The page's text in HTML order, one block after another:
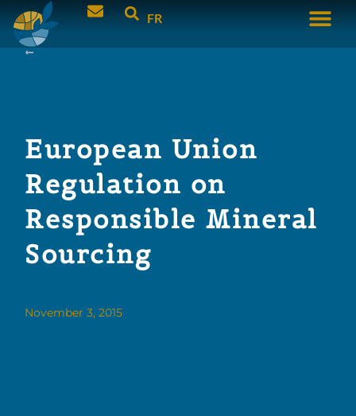
FR
European Union
Regulation on
Responsible Mineral
Sourcing
November 3, 2015